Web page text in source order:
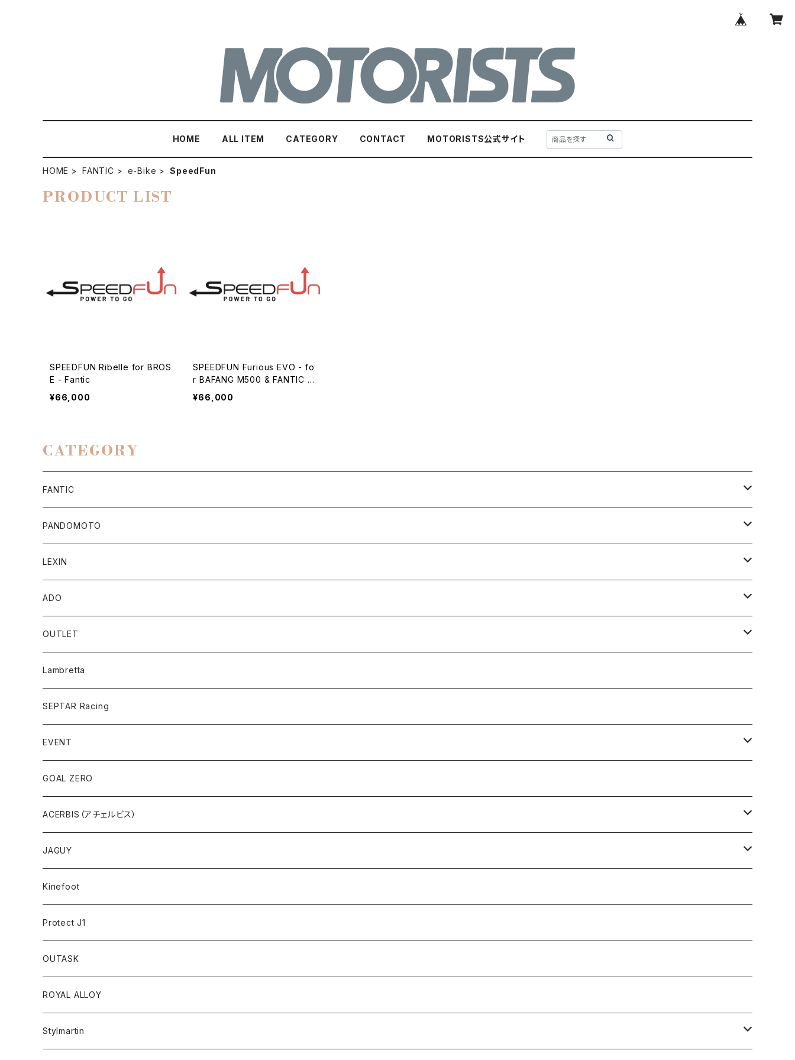
HOME ALL ITEM CATEGORY CONTACT MOTORISTS公式サイト
HOME FANTIC e-Bike SpeedFun
PRODUCT LIST
SPEEDFUN Ribelle for BROS
E - Fantic
¥66,000
SPEEDFUN Furious EVO - fo
r BAFANG M500 & FANTIC I
SSIMO
¥66,000
CATEGORY
FANTIC
Apparel/Goods
Accessory Parts
CABALLERO
ENDURO/MOTARD
e-Bike
SpeedFun
PANDOMOTO
ジャケット
MEN
WOMEN
トップス
パンツ
MEN
WOMEN
アンダーウエア
MEN
WOMEN
プロテクター
ブーツ
アクセサリー
アウトレット
LEXIN
Bluetoothスピーカー
ポータブルスピーカー
バイク用スピーカー
ポータブル電動空気入れ
バイク用Bluetoothインカム
ADO
電動アシスト自転車
折り畳み
Folding Bike
eBike
型式認定
OUTLET
TCX オフロードブーツ
Lambretta
SEPTAR Racing
EVENT
アサマ・スクランブラーミーティング
GOAL ZERO
ACERBIS（アチェルビス）
バッグ、アクセサリ
プラスティック
アンダーウェア
JAGUY
COOLER
テーブルウェア
アクセサリー
ギアコンテナ
Kinefoot
Protect J1
OUTASK
ROYAL ALLOY
Stylmartin